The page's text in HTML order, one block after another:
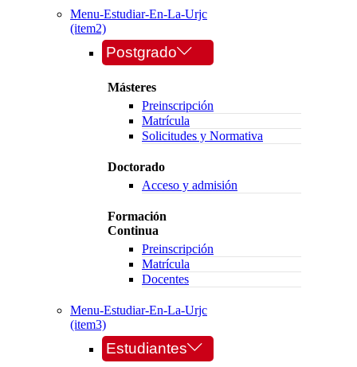
Menu-Estudiar-En-La-Urjc
(item2)
Postgrado
Másteres
Preinscripción
Matrícula
Solicitudes y Normativa
Doctorado
Acceso y admisión
Formación
Continua
Preinscripción
Matrícula
Docentes
Menu-Estudiar-En-La-Urjc
(item3)
Estudiantes